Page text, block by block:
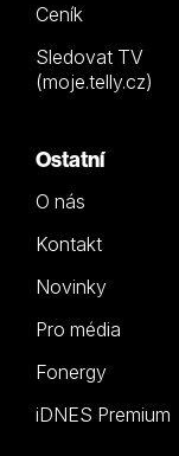
Ceník
Sledovat TV
(moje.telly.cz)
Ostatní
O nás
Kontakt
Novinky
Pro média
Fonergy
iDNES Premium